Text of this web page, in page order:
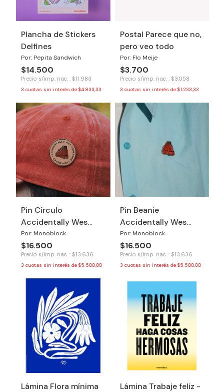
Plancha de Stickers
Delfines
Por: Pepita Sandwich
$14.500
Precio s/imp. nac. : $11.983
3 cuotas sin interés de $4.833,33
Postal Parece que no,
pero veo todo
Por: Flo Meije
$3.700
Precio s/imp. nac. : $3.058
3 cuotas sin interés de $1.233,33
Pin Círculo
Accidentally Wes
Anderson
Por: Monoblock
$16.500
Precio s/imp. nac. : $13.636
3 cuotas sin interés de $5.500,00
Pin Beanie
Accidentally Wes
Anderson
Por: Monoblock
$16.500
Precio s/imp. nac. : $13.636
3 cuotas sin interés de $5.500,00
Lámina Flora mínima
Lámina Trabaje feliz -